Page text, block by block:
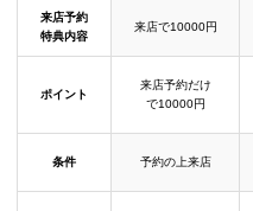
来店予約
特典内容
来店で10000円
ポイント
来店予約だけ
で10000円
条件 予約の上来店